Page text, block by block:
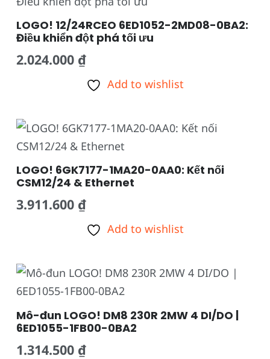
LOGO! 12/24RCEO 6ED1052-2MD08-0BA2:
Điều khiển đột phá tối ưu
2.024.000 ₫
Add to wishlist
LOGO! 6GK7177-1MA20-0AA0: Kết nối
CSM12/24 & Ethernet
3.911.600 ₫
Add to wishlist
Mô-đun LOGO! DM8 230R 2MW 4 DI/DO |
6ED1055-1FB00-0BA2
1.314.500 ₫